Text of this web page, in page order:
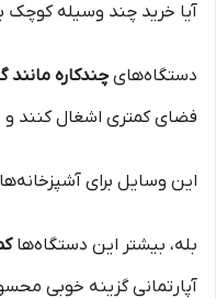
آیا خرید چند وسیله کوچک
دستگاه‌هایچندکاره
فضای کمتری اشغال کنند
این وسایل برای
بله، بیشتر این دستگاه‌ها
آپارتمانی گزینه خوبی